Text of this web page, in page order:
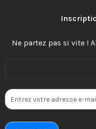
Ne partez pas si vite !